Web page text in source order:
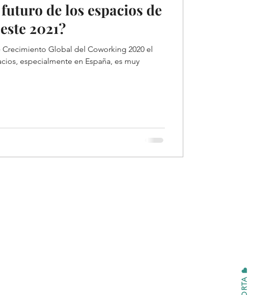
de los espacios de
2021?
Global del Coworking 2020 el
especialmente en España, es muy